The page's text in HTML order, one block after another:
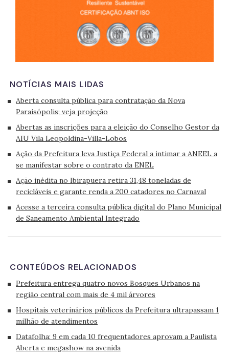
NOTÍCIAS MAIS LIDAS
Aberta consulta pública para contratação da Nova
Paraisópolis; veja projeção
Abertas as inscrições para a eleição do Conselho Gestor da
AIU Vila Leopoldina-Villa-Lobos
Ação da Prefeitura leva Justiça Federal a intimar a ANEEL a
se manifestar sobre o contrato da ENEL
Ação inédita no Ibirapuera retira 31,48 toneladas de
recicláveis e garante renda a 200 catadores no Carnaval
Acesse a terceira consulta pública digital do Plano Municipal
de Saneamento Ambiental Integrado
CONTEÚDOS RELACIONADOS
Prefeitura entrega quatro novos Bosques Urbanos na
região central com mais de 4 mil árvores
Hospitais veterinários públicos da Prefeitura ultrapassam 1
milhão de atendimentos
Datafolha: 9 em cada 10 frequentadores aprovam a Paulista
Aberta e megashow na avenida